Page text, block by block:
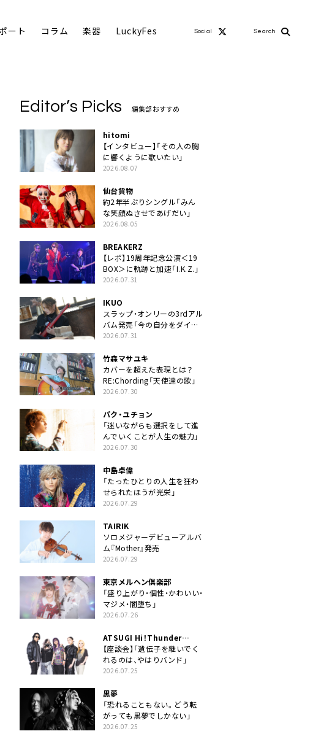
ート コラム 楽器 LuckyFes Social Search
Editor’s Picks 編集部おすすめ
hitomi
【インタビュー】「その人の胸
に響くように歌いたい」
2026.08.07
仙台貨物
約2年半ぶりシングル「みん
な笑顔ぬさせであげだい」
2026.08.05
BREAKERZ
【レポ】19周年記念公演＜19
BOX＞に軌跡と加速「I.K.Z.」
2026.07.31
IKUO
スラップ・オンリーの3rdアル
バム発売「今の自分をダイレ
クトに」
2026.07.31
竹森マサユキ
カバーを超えた表現とは？
RE:Chording「天使達の歌」
2026.07.30
パク・ユチョン
「迷いながらも選択をして進
んでいくことが人生の魅力」
2026.07.30
中島卓偉
「たったひとりの人生を狂わ
せられたほうが光栄」
2026.07.29
TAIRIK
ソロメジャーデビューアルバ
ム『Mother』発売
2026.07.29
東京メルヘン倶楽部
「盛り上がり・個性・かわいい・
マジメ・闇堕ち」
2026.07.26
ATSUGI Hi！Thunder
Rock Festival
【座談会】「遺伝子を継いでく
れるのは、やはりバンド」
2026.07.25
黒夢
「恐れることもない。どう転
がっても黒夢でしかない」
2026.07.25